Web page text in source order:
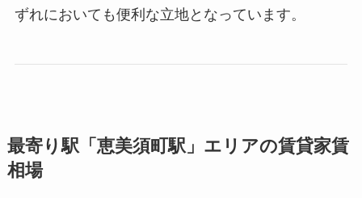
ずれにおいても便利な立地となっています。
最寄り駅「恵美須町駅」エリアの賃貸家賃
相場